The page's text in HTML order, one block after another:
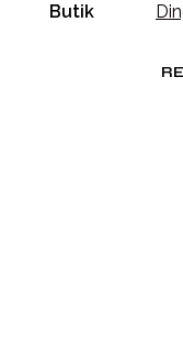
Butik